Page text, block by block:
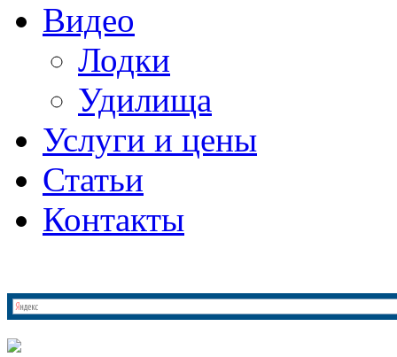
Видео
Лодки
Удилища
Услуги и цены
Статьи
Контакты